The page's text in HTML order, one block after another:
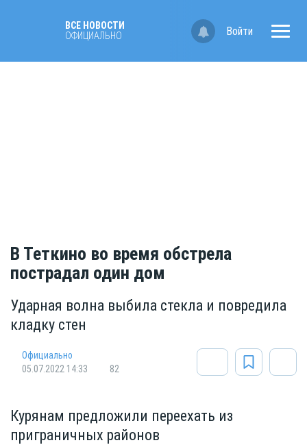
ВСЕ НОВОСТИ
ОФИЦИАЛЬНО
Войти
В Теткино во время обстрела
пострадал один дом
Ударная волна выбила стекла и повредила
кладку стен
Официально
05.07.2022 14:33
82
Курянам предложили переехать из
приграничных районов